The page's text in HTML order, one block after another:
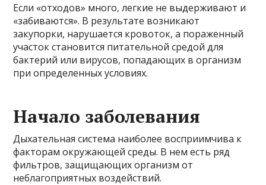
Если «отходов» много, легкие не выдерживают и
«забиваются». В результате возникают
закупорки, нарушается кровоток, а пораженный
участок становится питательной средой для
бактерий или вирусов, попадающих в организм
при определенных условиях.
Начало заболевания
Дыхательная система наиболее восприимчива к
факторам окружающей среды. В нем есть ряд
фильтров, защищающих организм от
неблагоприятных воздействий.